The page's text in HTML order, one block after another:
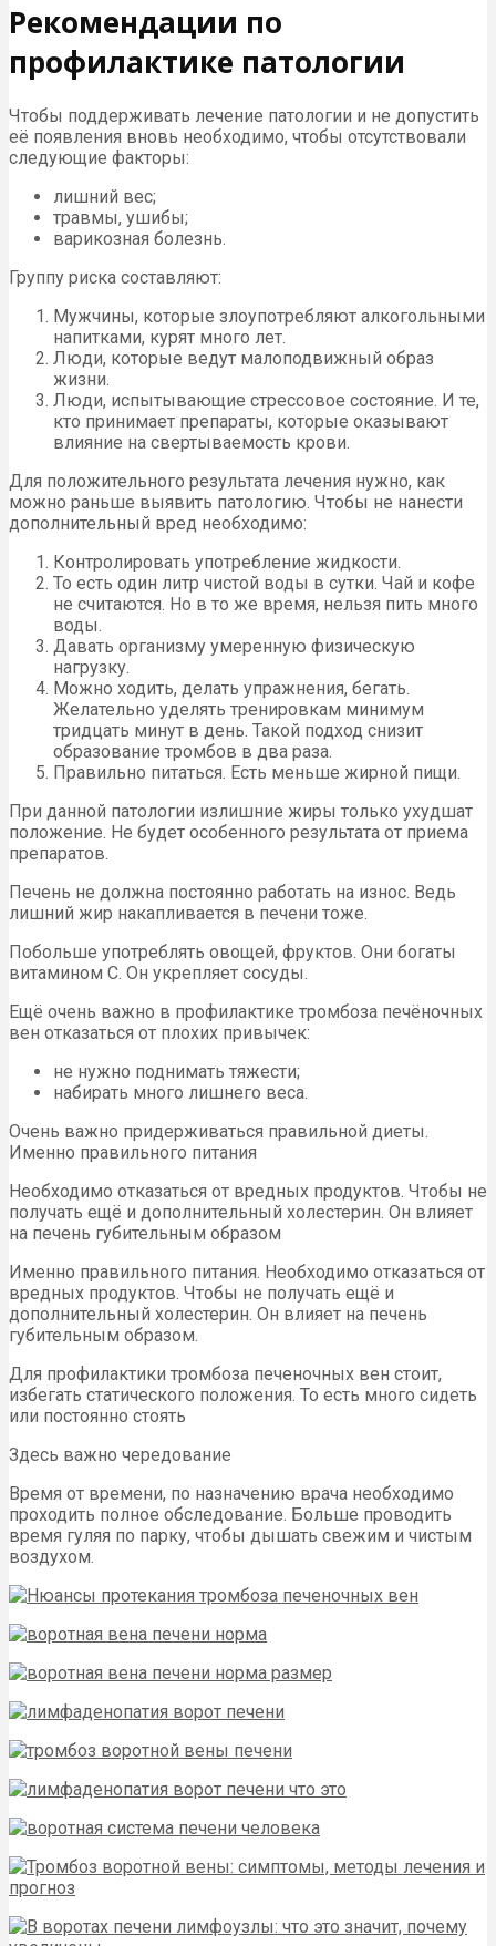
Рекомендации по
профилактике патологии
Чтобы поддерживать лечение патологии и не допустить
её появления вновь необходимо, чтобы отсутствовали
следующие факторы:
лишний вес;
травмы, ушибы;
варикозная болезнь.
Группу риска составляют:
Мужчины, которые злоупотребляют алкогольными
напитками, курят много лет.
Люди, которые ведут малоподвижный образ
жизни.
Люди, испытывающие стрессовое состояние. И те,
кто принимает препараты, которые оказывают
влияние на свертываемость крови.
Для положительного результата лечения нужно, как
можно раньше выявить патологию. Чтобы не нанести
дополнительный вред необходимо:
Контролировать употребление жидкости.
То есть один литр чистой воды в сутки. Чай и кофе
не считаются. Но в то же время, нельзя пить много
воды.
Давать организму умеренную физическую
нагрузку.
Можно ходить, делать упражнения, бегать.
Желательно уделять тренировкам минимум
тридцать минут в день. Такой подход снизит
образование тромбов в два раза.
Правильно питаться. Есть меньше жирной пищи.
При данной патологии излишние жиры только ухудшат
положение. Не будет особенного результата от приема
препаратов.
Печень не должна постоянно работать на износ. Ведь
лишний жир накапливается в печени тоже.
Побольше употреблять овощей, фруктов. Они богаты
витамином С. Он укрепляет сосуды.
Ещё очень важно в профилактике тромбоза печёночных
вен отказаться от плохих привычек:
не нужно поднимать тяжести;
набирать много лишнего веса.
Очень важно придерживаться правильной диеты.
Именно правильного питания
Необходимо отказаться от вредных продуктов. Чтобы не
получать ещё и дополнительный холестерин. Он влияет
на печень губительным образом
Именно правильного питания. Необходимо отказаться от
вредных продуктов. Чтобы не получать ещё и
дополнительный холестерин. Он влияет на печень
губительным образом.
Для профилактики тромбоза печеночных вен стоит,
избегать статического положения. То есть много сидеть
или постоянно стоять
Здесь важно чередование
Время от времени, по назначению врача необходимо
проходить полное обследование. Больше проводить
время гуляя по парку, чтобы дышать свежим и чистым
воздухом.